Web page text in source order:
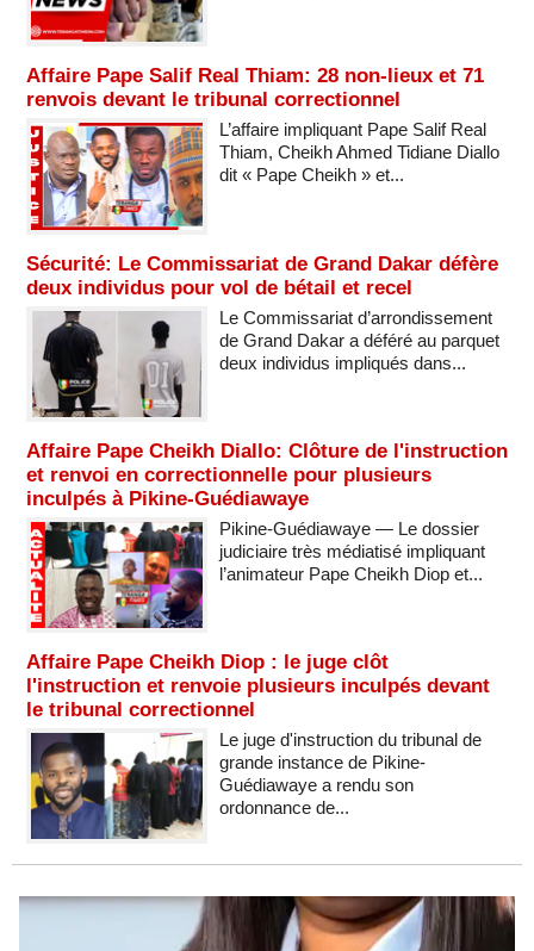
Affaire Pape Salif Real Thiam: 28 non-lieux et 71
renvois devant le tribunal correctionnel
L’affaire impliquant Pape Salif Real
Thiam, Cheikh Ahmed Tidiane Diallo
dit « Pape Cheikh » et...
Sécurité: Le Commissariat de Grand Dakar défère
deux individus pour vol de bétail et recel
Le Commissariat d’arrondissement
de Grand Dakar a déféré au parquet
deux individus impliqués dans...
Affaire Pape Cheikh Diallo: Clôture de l'instruction
et renvoi en correctionnelle pour plusieurs
inculpés à Pikine-Guédiawaye
Pikine-Guédiawaye — Le dossier
judiciaire très médiatisé impliquant
l’animateur Pape Cheikh Diop et...
Affaire Pape Cheikh Diop : le juge clôt
l'instruction et renvoie plusieurs inculpés devant
le tribunal correctionnel
Le juge d'instruction du tribunal de
grande instance de Pikine-
Guédiawaye a rendu son
ordonnance de...